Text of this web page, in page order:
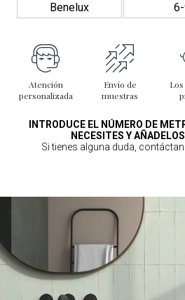
Benelux
Atención
personalizada
Envío de
muestras
INTRODUCE EL NÚMERO DE
NECESITES Y
Si tienes alguna duda,